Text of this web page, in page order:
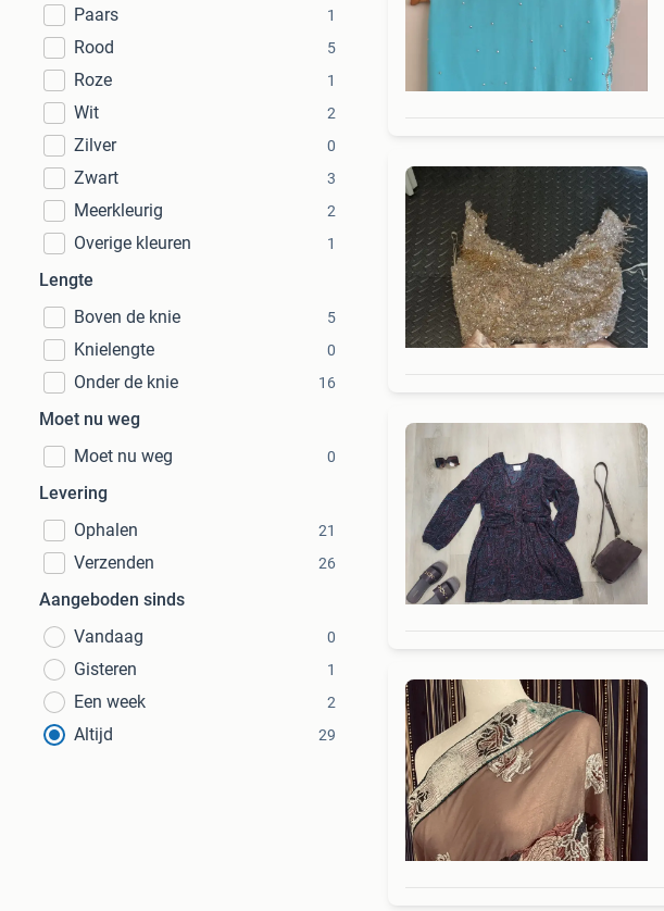
Paars 1
Rood 5
Roze 1
Wit 2
Zilver 0
Zwart 3
Meerkleurig 2
Overige kleuren 1
Lengte
Boven de knie
5
Knielengte 0
Onder de knie 16
Moet nu weg
Moet nu weg
0
Levering
Ophalen
21
Verzenden 26
Aangeboden sinds
Vandaag
0
Gisteren 1
Een week 2
Altijd 29